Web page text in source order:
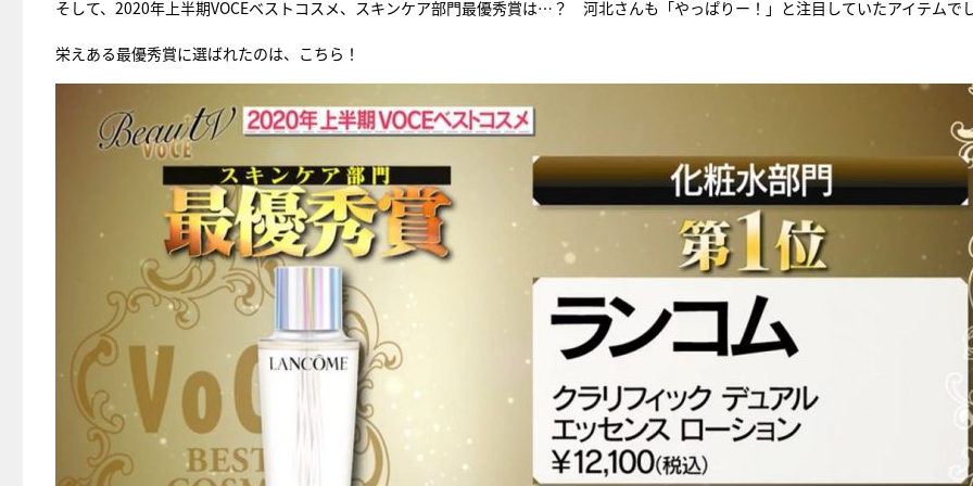
そして、2020年上半期VOCEベストコスメ、スキンケア部門最優秀賞は…？ 河北さんも「やっぱりー！」と注目していたアイテムで
栄えある最優秀賞に選ばれたのは、こちら！